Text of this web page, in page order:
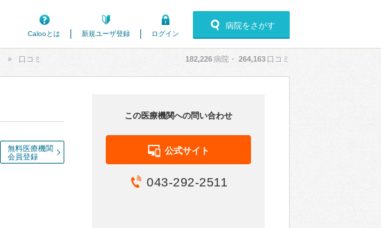
Calooとは
新規ユーザ登録 ログイン
病院をさがす
口コミ 182,226病院・ 264,163 口コミ
無料医療機関
会員登録
この医療機関への問い合わせ
公式サイト
043-292-2511